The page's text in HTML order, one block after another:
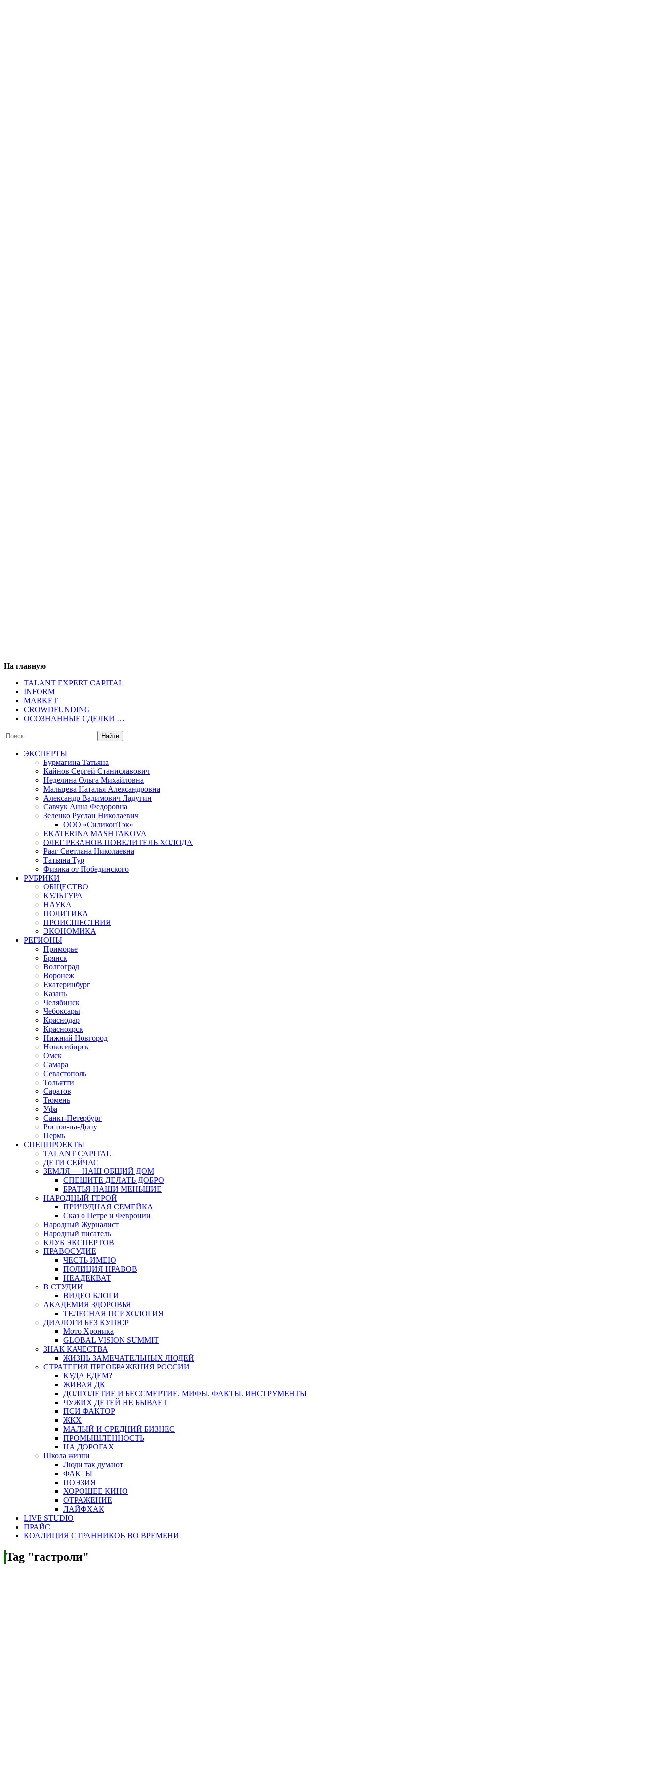
На главную
TALANT EXPERT CAPITAL
INFORM
MARKET
CROWDFUNDING
ОСОЗНАННЫЕ СДЕЛКИ …
ЭКСПЕРТЫ
Бурмагина Татьяна
Кайнов Сергей Станиславович
Неделина Ольга Михайловна
Мальцева Наталья Александровна
Александр Вадимович Ладугин
Савчук Анна Федоровна
Зеленко Руслан Николаевич
ООО «СиликонТэк»
EKATERINA MASHTAKOVA
ОЛЕГ РЕЗАНОВ ПОВЕЛИТЕЛЬ ХОЛОДА
Рааг Светлана Николаевна
Татьяна Тур
Физика от Побединского
РУБРИКИ
ОБЩЕСТВО
КУЛЬТУРА
НАУКА
ПОЛИТИКА
ПРОИСШЕСТВИЯ
ЭКОНОМИКА
РЕГИОНЫ
Приморье
Брянск
Волгоград
Воронеж
Екатеринбург
Казань
Челябинск
Чебоксары
Краснодар
Красноярск
Нижний Новгород
Новосибирск
Омск
Самара
Севастополь
Тольятти
Саратов
Тюмень
Уфа
Санкт-Петербург
Ростов-на-Дону
Пермь
СПЕЦПРОЕКТЫ
TALANT CAPITAL
ДЕТИ СЕЙЧАС
ЗЕМЛЯ — НАШ ОБЩИЙ ДОМ
СПЕШИТЕ ДЕЛАТЬ ДОБРО
БРАТЬЯ НАШИ МЕНЬШИЕ
НАРОДНЫЙ ГЕРОЙ
ПРИЧУДНАЯ СЕМЕЙКА
Сказ о Петре и Февронии
Народный Журналист
Народный писатель
КЛУБ ЭКСПЕРТОВ
ПРАВОСУДИЕ
ЧЕСТЬ ИМЕЮ
ПОЛИЦИЯ НРАВОВ
НЕАДЕКВАТ
В СТУДИИ
ВИДЕО БЛОГИ
АКАДЕМИЯ ЗДОРОВЬЯ
ТЕЛЕСНАЯ ПСИХОЛОГИЯ
ДИАЛОГИ БЕЗ КУПЮР
Мото Хроника
GLOBAL VISION SUMMIT
ЗНАК КАЧЕСТВА
ЖИЗНЬ ЗАМЕЧАТЕЛЬНЫХ ЛЮДЕЙ
СТРАТЕГИЯ ПРЕОБРАЖЕНИЯ РОССИИ
КУДА ЕДЕМ?
ЖИВАЯ ДК
ДОЛГОЛЕТИЕ И БЕССМЕРТИЕ. МИФЫ. ФАКТЫ. ИНСТРУМЕНТЫ
ЧУЖИХ ДЕТЕЙ НЕ БЫВАЕТ
ПСИ ФАКТОР
ЖКХ
МАЛЫЙ И СРЕДНИЙ БИЗНЕС
ПРОМЫШЛЕННОСТЬ
НА ДОРОГАХ
Школа жизни
Люди так думают
ФАКТЫ
ПОЭЗИЯ
ХОРОШЕЕ КИНО
ОТРАЖЕНИЕ
ЛАЙФХАК
LIVE STUDIO
ПРАЙС
КОАЛИЦИЯ СТРАННИКОВ ВО ВРЕМЕНИ
Tag "гастроли"